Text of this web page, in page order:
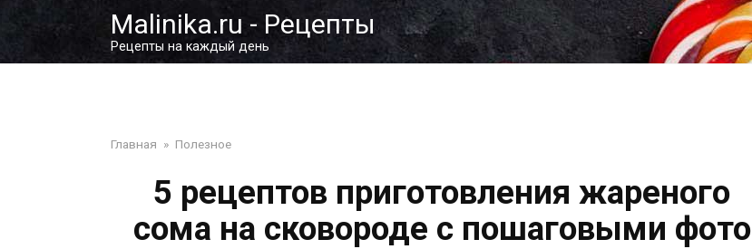
Malinika.ru - Рецепты
Рецепты на каждый день
Главная » Полезное
5 рецептов приготовления жареного
сома на сковороде с пошаговыми фото